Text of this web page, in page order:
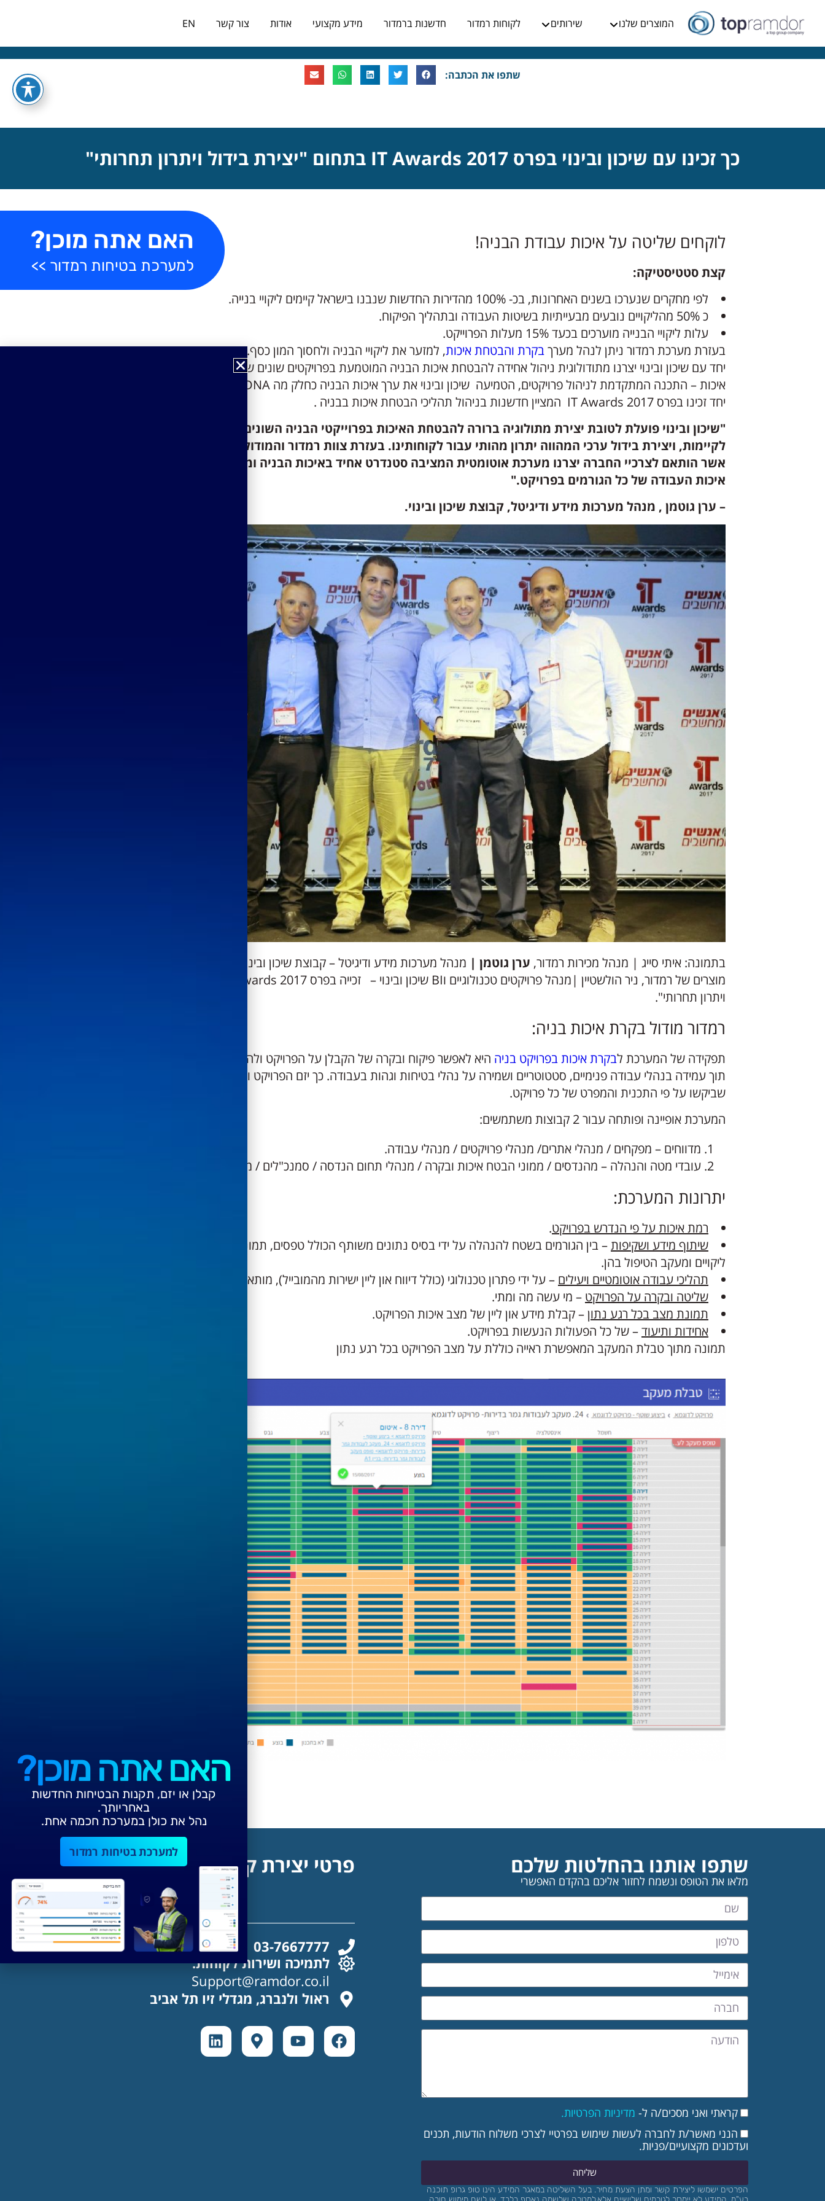
המוצרים שלנו שירותים לקוחות רמדור חדשנות ברמדור מידע מקצועי אודות צור קשר EN
שתפו את הכתבה:
כך זכינו עם שיכון ובינוי בפרס IT Awards 2017 בתחום "יצירת בידול ויתרון תחרותי"
לוקחים שליטה על איכות עבודת הבניה!
קצת סטטיסטיקה:
לפי מחקרים שנערכו בשנים האחרונות, בכ- 100% מהדירות החדשות שנבנו בישראל קיימים ליקויי בנייה.
כ 50% מהליקויים נובעים מבעייתיות בשיטות העבודה ובתהליך הפיקוח.
עלות ליקויי הבנייה מוערכים בכעד 15% מעלות הפרוייקט.
בעזרת מערכת רמדור ניתן לנהל מערךבקרת והבטחת איכות, למזער את ליקויי הבניה ולחסוך המון כסף.
יחד עם שיכון ובינוי יצרנו מתודולוגית ניהול אחידה להבטחת איכות הבניה המוטמעת בפרויקטים שונים של החברה. בעזרת רמדור ניהול
איכות – התכנה המתקדמת לניהול פרויקטים, הטמיעה שיכון ובינוי את ערך איכות הבניה כחלק מה DNA של החברה.
יחד זכינו בפרס IT Awards 2017 המציין חדשנות בניהול תהליכי הבטחת איכות בבניה .
"שיכון ובינוי פועלת לטובת יצירת מתולוגיה ברורה להבטחת האיכות בפרוייקטי הבניה השונים. זהו חלק מחזון החברה
לקיימות, ויצירת בידול ערכי המהווה יתרון מהותי עבור לקוחותינו. בעזרת צוות רמדור והמודול להבטחת איכות הבניה
אשר הותאם לצרכיי החברה יצרנו מערכת אוטומטית המציבה סטנדרט אחיד באיכות הבניה ומאפשרת ניהול ובקרה של
איכות העבודה של כל הגורמים בפרויקט."
– ערן גוטמן , מנהל מערכות מידע ודיגיטל, קבוצת שיכון ובינוי.
בתמונה: איתי סייג | מנהל מכירות רמדור, ערן גוטמן | מנהל מערכות מידע ודיגיטל – קבוצת שיכון ובינוי, אברמי רוזנברג | סמנכ"ל
ויתרון תחרותי".
רמדור מודול בקרת איכות בניה:
תפקידה של המערכת לבקרת איכות בפרויקט בניה היא לאפשר פיקוח ובקרה של הקבלן על הפרויקט ולהבטיח רמת איכות עבודה גבוהה
תוך עמידה בנהלי עבודה פנימיים, סטטוטריים ושמירה על נהלי בטיחות וגהות בעבודה. כך יזם הפרויקט והקבלן מבטיחים כי יקבלו את
שביקשו על פי התכנית והמפרט של כל פרויקט.
המערכת אופיינה ופותחה עבור 2 קבוצות משתמשים:
מדווחים – מפקחים / מנהלי אתרים/ מנהלי פרויקטים / מנהלי עבודה.
עובדי מטה והנהלה – מהנדסים / ממוני הבטח איכות ובקרה / מנהלי תחום הנדסה / סמנכ"לים / מנכ"ל.
יתרונות המערכת:
רמת איכות על פי הנדרש בפרויקט.
שיתוף מידע ושקיפות– בין הגורמים בשטח להנהלה על ידי בסיס נתונים משותף הכולל טפסים, תמונות, אי התאמות, התראות על
ליקויים ומעקב הטיפול בהן.
תהליכי עבודה אוטומטיים ויעילים – על ידי פתרון טכנולוגי (כולל דיווח און ליין ישירות מהמובייל), מותאם לצרכיי החברה.
שליטה ובקרה על הפרויקט – מי עשה מה ומתי.
תמונת מצב בכל רגע נתון– קבלת מידע און ליין של מצב איכות הפרויקט.
אחידות ותיעוד– של כל הפעולות הנעשות בפרויקט.
תמונה מתוך טבלת המעקב המאפשרת ראייה כוללת על מצב הפרויקט בכל רגע נתון
שתפו אותנו בהחלטות שלכם
מלאו את הטופס ונשמח לחזור אליכם בהקדם האפשרי
קראתי ואני מסכים/ה ל- מדיניות הפרטיות.
הנני מאשר/ת לחברה לעשות שימוש בפרטיי לצרכי משלוח הודעות, תכנים
ועדכונים מקצועיים/פניות.
שליחה
הפרטים ישמשו ליצירת קשר ומתן הצעת מחיר. בעל השליטה במאגר המידע הינו טופ גרופ תוכנה
פרטי יצירת קשר
03-7667777
לתמיכה ושירות לקוחות:
Support@ramdor.co.il
ראול ולנברג, מגדלי זיו תל אביב
האם אתה מוכן?
למערכת בטיחות רמדור >>
האם אתה מוכן?
קבלן או יזם, תקנות הבטיחות החדשות
באחריותך.
נהל את כולן במערכת חכמה אחת.
למערכת בטיחות רמדור